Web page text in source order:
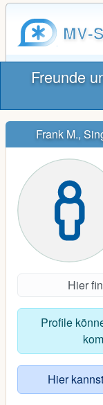
MV-
Freunde
Frank M.,
Hier
Profile
Hier